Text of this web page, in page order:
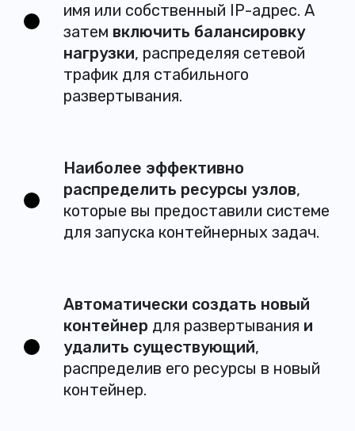
имя или собственный IP-адрес. А
затем включить балансировку
нагрузки, распределяя сетевой
трафик для стабильного
развертывания.
Наиболее эффективно
распределить ресурсы узлов,
которые вы предоставили системе
для запуска контейнерных задач.
Автоматически создать новый
контейнер для развертывания и
удалить существующий,
распределив его ресурсы в новый
контейнер.